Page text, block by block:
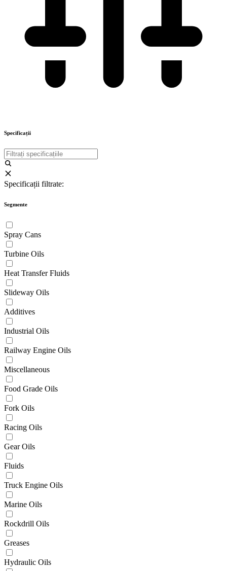
Specificații
Specificații filtrate:
Segmente
Spray Cans
Turbine Oils
Heat Transfer Fluids
Slideway Oils
Additives
Industrial Oils
Railway Engine Oils
Miscellaneous
Food Grade Oils
Fork Oils
Racing Oils
Gear Oils
Fluids
Truck Engine Oils
Marine Oils
Rockdrill Oils
Greases
Hydraulic Oils